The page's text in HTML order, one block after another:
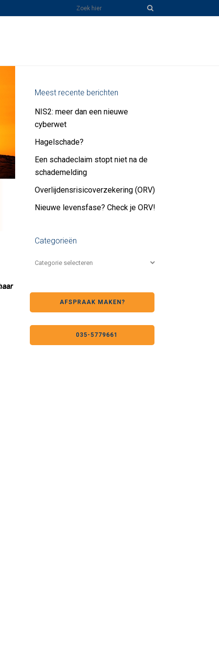
Meest recente berichten
NIS2: meer dan een nieuwe
cyberwet
Hagelschade?
Een schadeclaim stopt niet na de
schademelding
Overlijdensrisicoverzekering (ORV)
Nieuwe levensfase? Check je ORV!
Categorieën
AFSPRAAK MAKEN?
035-5779661